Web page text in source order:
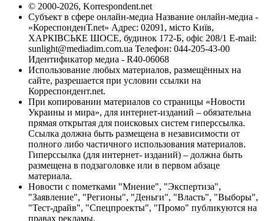
© 2000-2026, Korrespondent.net
Субъект в сфере онлайн-медиа Название онлайн-медиа -
«КореспонденТ.net» Адрес: 02091, місто Київ,
ХАРКІВСЬКЕ ШОСЕ, будинок 172-Б, офіс 208/1 E-mail:
sunlight@mediadim.com.ua Телефон: 044-205-43-00
Идентификатор медиа - R40-06068
Использование любых материалов, размещённых на
сайте, разрешается при условии ссылки на
Корреспондент.net.
При копировании материалов со страницы «Новости
Украины и мира», для интернет-изданий – обязательна
прямая открытая для поисковых систем гиперссылка.
Ссылка должна быть размещена в независимости от
полного либо частичного использования материалов.
Гиперссылка (для интернет- изданий) – должна быть
размещена в подзаголовке или в первом абзаце
материала.
Новости с пометками "Мнение", "Экспертиза",
"Заявление", "Регионы", "Деньги", "Власть", "Выборы",
"Тест-драйв", "Спецпроекты", "Промо" публикуются на
правах рекламы.